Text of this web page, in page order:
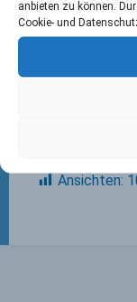
anbieten zu können.
Cookie- und
Ansichten: